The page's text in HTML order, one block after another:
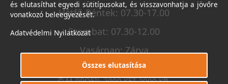
Hétfő-Péntek: 07.30-17.00
Szombat: 07.30-12.00
Vasárnap: Zárva
© M-PROFIL 2000 KFT 2000 Kft.
és elutasíthat egyedi sütitípusokat, és visszavonhatja a jövőre
vonatkozó beleegyezését.
Adatvédelmi Nyilatkozat
Összes elutasítása